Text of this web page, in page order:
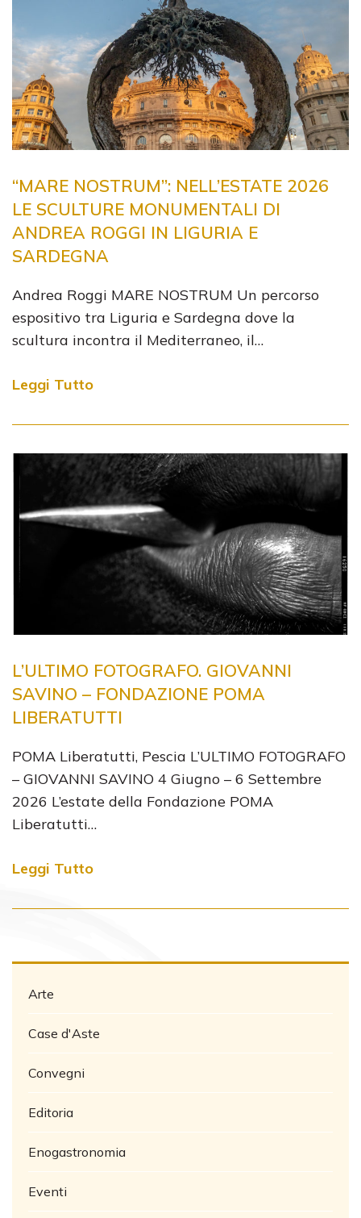
“MARE NOSTRUM”: NELL’ESTATE 2026
LE SCULTURE MONUMENTALI DI
ANDREA ROGGI IN LIGURIA E
SARDEGNA
Andrea Roggi MARE NOSTRUM Un percorso
espositivo tra Liguria e Sardegna dove la
scultura incontra il Mediterraneo, il…
Leggi Tutto
L’ULTIMO FOTOGRAFO. GIOVANNI
SAVINO – FONDAZIONE POMA
LIBERATUTTI
POMA Liberatutti, Pescia L’ULTIMO FOTOGRAFO
– GIOVANNI SAVINO 4 Giugno – 6 Settembre
2026 L’estate della Fondazione POMA
Liberatutti…
Leggi Tutto
Arte
Case d'Aste
Convegni
Editoria
Enogastronomia
Eventi